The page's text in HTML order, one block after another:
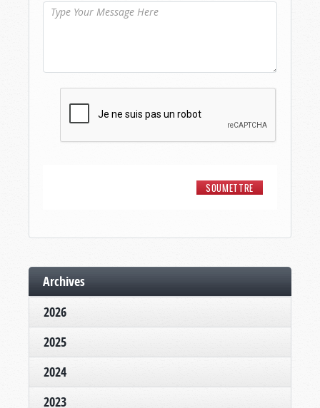
Archives
2026
2025
2024
2023